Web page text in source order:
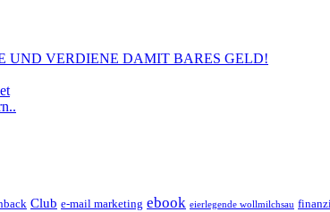
UND VERDIENE DAMIT BARES GELD!
Club e-mail marketing ebook eierlegende wollmilchsau